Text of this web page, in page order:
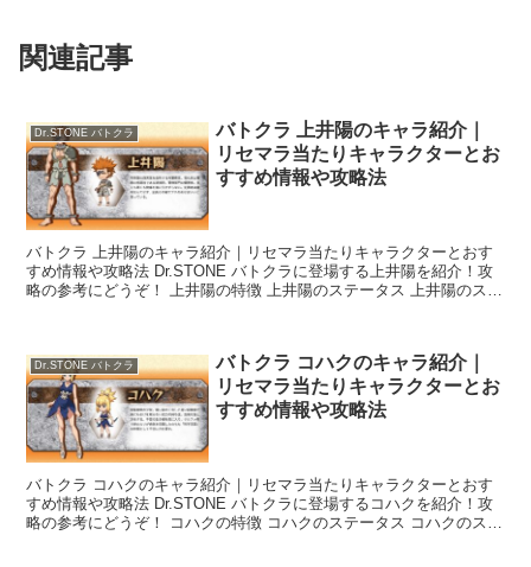
関連記事
Dr.STONE バトクラ
バトクラ 上井陽のキャラ紹介｜
リセマラ当たりキャラクターとお
すすめ情報や攻略法
バトクラ 上井陽のキャラ紹介｜リセマラ当たりキャラクターとおす
すめ情報や攻略法 Dr.STONE バトクラに登場する上井陽を紹介！攻
略の参考にどうぞ！ 上井陽の特徴 上井陽のステータス 上井陽のスキ
Dr.STONE バトクラ
バトクラ コハクのキャラ紹介｜
リセマラ当たりキャラクターとお
すすめ情報や攻略法
バトクラ コハクのキャラ紹介｜リセマラ当たりキャラクターとおす
すめ情報や攻略法 Dr.STONE バトクラに登場するコハクを紹介！攻
略の参考にどうぞ！ コハクの特徴 コハクのステータス コハクのスキ